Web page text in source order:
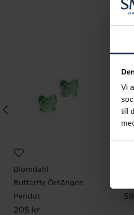
Vi
till
Blomdahl
Butterfly Örhängen
Peridot
Pris :205 kr
205 kr